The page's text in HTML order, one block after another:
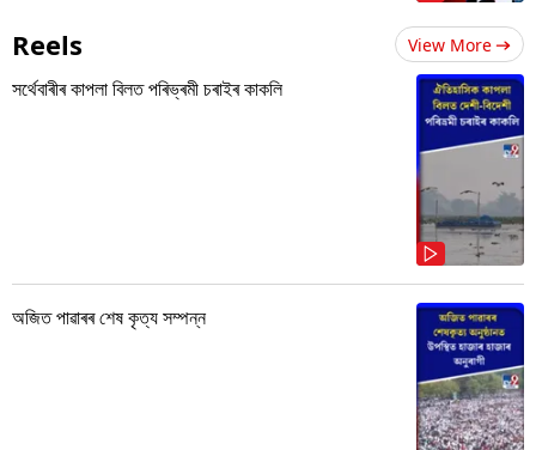
Reels View More
সৰ্থেবাৰীৰ কাপলা বিলত পৰিভ্ৰমী চৰাইৰ কাকলি
অজিত পাৱাৰৰ শেষ কৃত্য সম্পন্ন